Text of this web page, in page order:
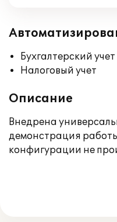
Бухгалтерский учет
Налоговый учет
Описание
Внедрена
демонстрация
конфигурации не